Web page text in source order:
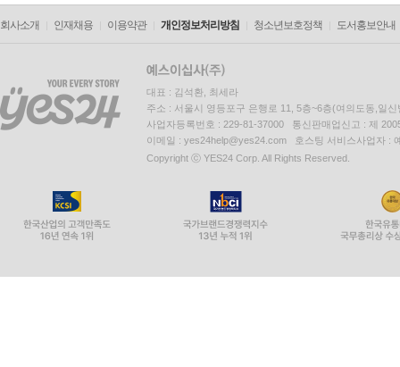
회사소개 인재채용 이용약관 개인정보처리방침 청소년보호정책 도서홍보안내
대표 : 김석환, 최세라
주소 : 서울시 영등포구 은행로 11, 5층~6층(여의도동,일신
사업자등록번호 : 229-81-37000 통신판매업신고 : 제
이메일 : yes24help@yes24.com 호스팅 서비스사업자 :
Copyright ⓒ YES24 Corp. All Rights Reserved.